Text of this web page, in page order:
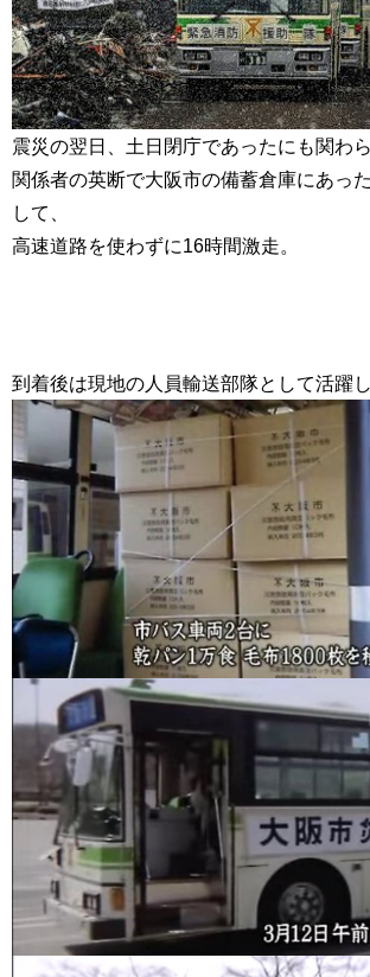
震災の翌日、土日閉庁であったにも関わら
関係者の英断で大阪市の備蓄倉庫にあっ
して、
高速道路を使わずに16時間激走。
到着後は現地の人員輸送部隊として活躍し